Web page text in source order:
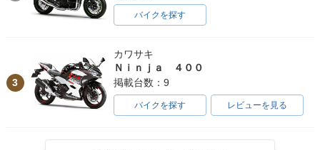
バイクを探す
3
カワサキ
Ｎｉｎｊａ ４００
掲載台数：9
バイクを探す レビューを見る